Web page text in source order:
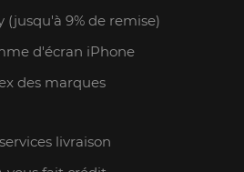
(jusqu'à 9% de remise)
d'écran iPhone
des marques
livraison